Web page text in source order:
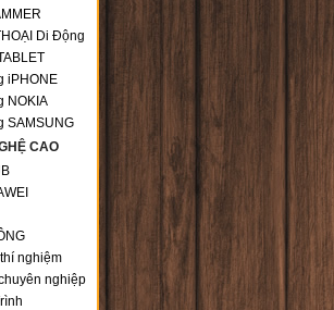
Di Động
iPHONE
NOKIA
SAMSUNG
CAO
nghiệm
nghiệp